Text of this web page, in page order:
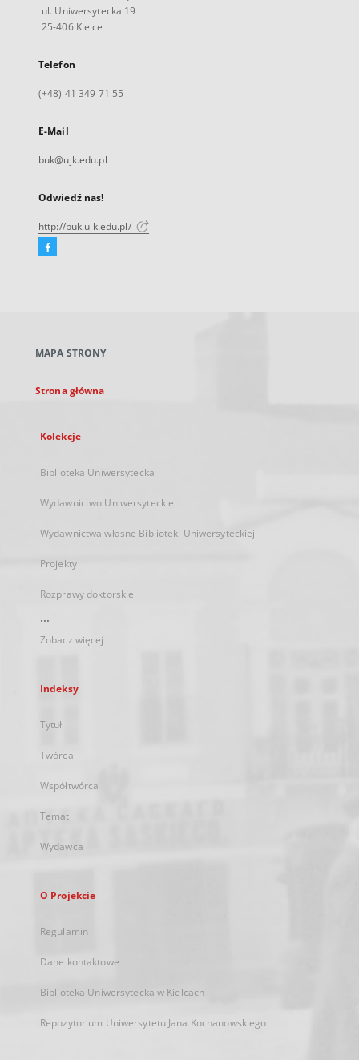
ul. Uniwersytecka 19
25-406 Kielce
Telefon
(+48) 41 349 71 55
E-Mail
buk@ujk.edu.pl
Odwiedź nas!
http://buk.ujk.edu.pl/
Facebook
karcie
MAPA STRONY
Strona główna
Kolekcje
Biblioteka Uniwersytecka
Wydawnictwo Uniwersyteckie
Wydawnictwa własne Biblioteki Uniwersyteckiej
Projekty
Rozprawy doktorskie
...
Zobacz więcej
Indeksy
Tytuł
Twórca
Współtwórca
Temat
Wydawca
O Projekcie
Regulamin
Dane kontaktowe
Biblioteka Uniwersytecka w Kielcach
Repozytorium Uniwersytetu Jana Kochanowskiego